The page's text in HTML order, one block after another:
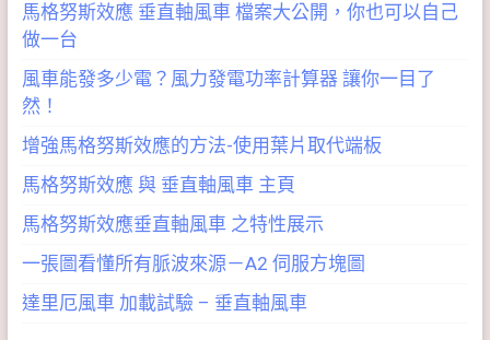
馬格努斯效應 垂直軸風車 檔案大公開，你也可以自己
做一台
風車能發多少電？風力發電功率計算器 讓你一目了
然！
增強馬格努斯效應的方法-使用葉片取代端板
馬格努斯效應 與 垂直軸風車 主頁
馬格努斯效應垂直軸風車 之特性展示
一張圖看懂所有脈波來源－A2 伺服方塊圖
達里厄風車 加載試驗 – 垂直軸風車